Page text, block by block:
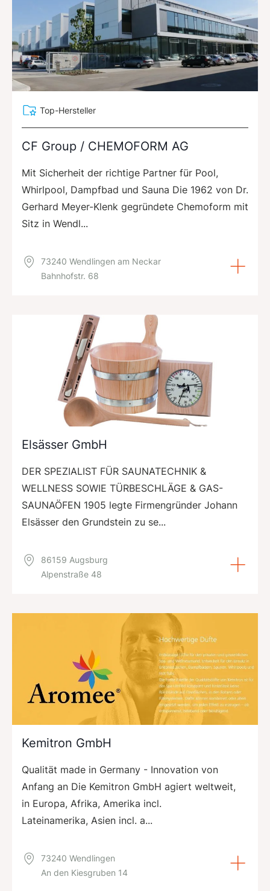
Top-Hersteller
CF Group / CHEMOFORM AG
Mit Sicherheit der richtige Partner für Pool,
Whirlpool, Dampfbad und Sauna Die 1962 von Dr.
Gerhard Meyer-Klenk gegründete Chemoform mit
Sitz in Wendl...
73240 Wendlingen am Neckar
Bahnhofstr. 68
Elsässer GmbH
DER SPEZIALIST FÜR SAUNATECHNIK &
WELLNESS SOWIE TÜRBESCHLÄGE & GAS-
SAUNAÖFEN 1905 legte Firmengründer Johann
Elsässer den Grundstein zu se...
86159 Augsburg
Alpenstraße 48
Kemitron GmbH
Qualität made in Germany - Innovation von
Anfang an Die Kemitron GmbH agiert weltweit,
in Europa, Afrika, Amerika incl.
Lateinamerika, Asien incl. a...
73240 Wendlingen
An den Kiesgruben 14